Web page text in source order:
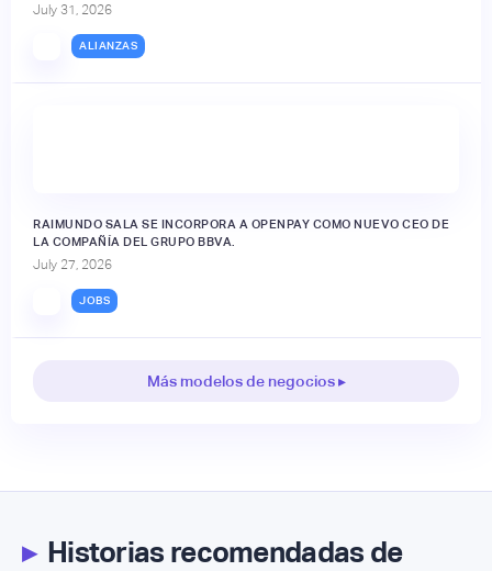
July 31, 2026
ALIANZAS
RAIMUNDO SALA SE INCORPORA A OPENPAY COMO NUEVO CEO DE
LA COMPAÑÍA DEL GRUPO BBVA.
July 27, 2026
JOBS
Más modelos de negocios ▸
▸Historias recomendadas de